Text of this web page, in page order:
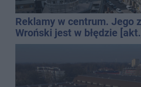
Reklamy w centrum. Jego
Wroński jest w błędzie